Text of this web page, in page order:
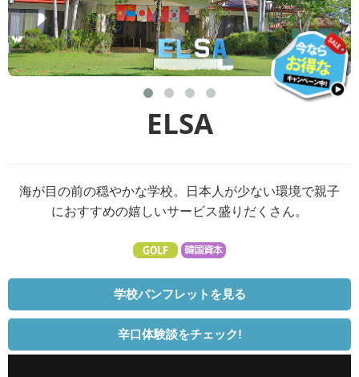
ELSA
海が目の前の穏やかな学校。日本人が少ない環境で親子
におすすめの嬉しいサービス盛りだくさん。
学校パンフレットを見る
辛口体験談をチェック!